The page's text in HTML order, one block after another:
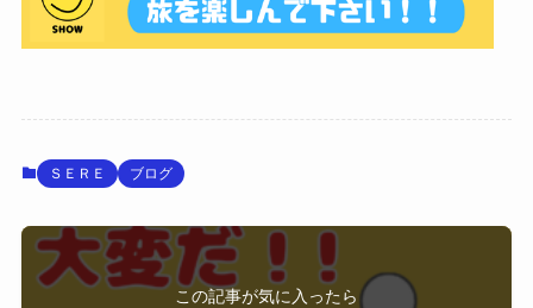
ＳＥＲＥ ブログ
この記事が気に入ったら